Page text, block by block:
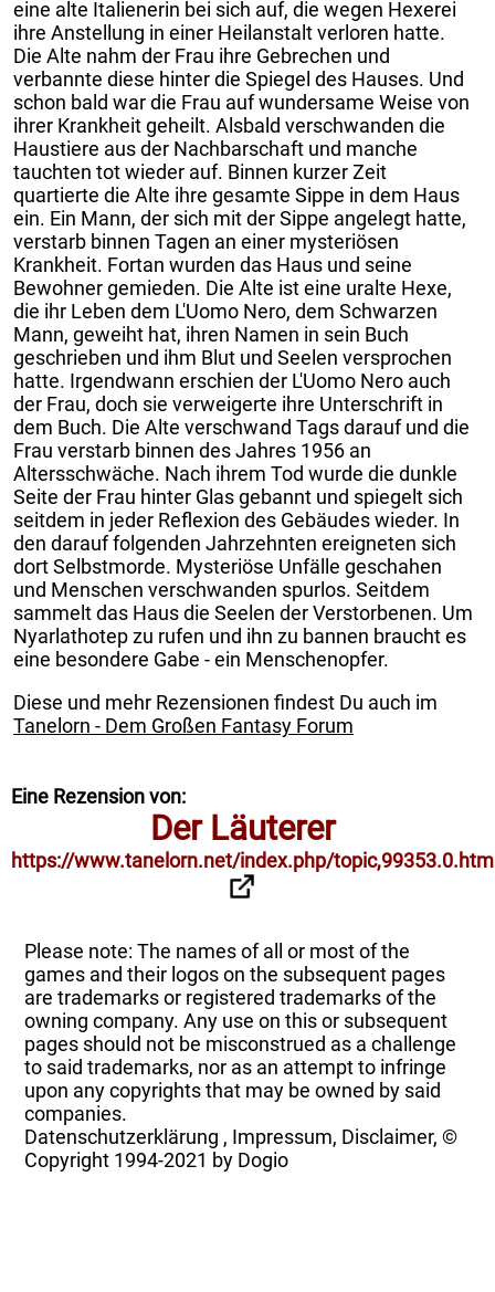
eine alte Italienerin bei sich auf, die wegen Hexerei
ihre Anstellung in einer Heilanstalt verloren hatte.
Die Alte nahm der Frau ihre Gebrechen und
verbannte diese hinter die Spiegel des Hauses. Und
schon bald war die Frau auf wundersame Weise von
ihrer Krankheit geheilt. Alsbald verschwanden die
Haustiere aus der Nachbarschaft und manche
tauchten tot wieder auf. Binnen kurzer Zeit
quartierte die Alte ihre gesamte Sippe in dem Haus
ein. Ein Mann, der sich mit der Sippe angelegt hatte,
verstarb binnen Tagen an einer mysteriösen
Krankheit. Fortan wurden das Haus und seine
Bewohner gemieden. Die Alte ist eine uralte Hexe,
die ihr Leben dem L'Uomo Nero, dem Schwarzen
Mann, geweiht hat, ihren Namen in sein Buch
geschrieben und ihm Blut und Seelen versprochen
hatte. Irgendwann erschien der L'Uomo Nero auch
der Frau, doch sie verweigerte ihre Unterschrift in
dem Buch. Die Alte verschwand Tags darauf und die
Frau verstarb binnen des Jahres 1956 an
Altersschwäche. Nach ihrem Tod wurde die dunkle
Seite der Frau hinter Glas gebannt und spiegelt sich
seitdem in jeder Reflexion des Gebäudes wieder. In
den darauf folgenden Jahrzehnten ereigneten sich
dort Selbstmorde. Mysteriöse Unfälle geschahen
und Menschen verschwanden spurlos. Seitdem
sammelt das Haus die Seelen der Verstorbenen. Um
Nyarlathotep zu rufen und ihn zu bannen braucht es
eine besondere Gabe - ein Menschenopfer.
Diese und mehr Rezensionen findest Du auch im
Tanelorn - Dem Großen Fantasy Forum
Eine Rezension von:
Der Läuterer
https://www.tanelorn.net/index.php/
Please note: The names of all or most of the
games and their logos on the subsequent pages
are trademarks or registered trademarks of the
owning company. Any use on this or subsequent
pages should not be misconstrued as a challenge
to said trademarks, nor as an attempt to infringe
upon any copyrights that may be owned by said
companies.
Datenschutzerklärung , Impressum, Disclaimer, ©
Copyright 1994-2021 by Dogio